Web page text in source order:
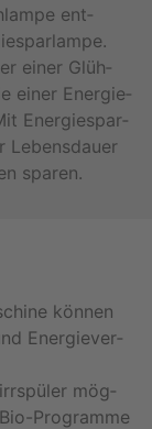
ent­
einer Glüh­
einer En­er­gie­
En­er­gie­spar­
Le­bens­dau­er
spa­ren.
kön­nen
En­er­gie­ver­
mög­
Pro­gram­me